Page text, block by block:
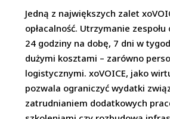
Jedną z największych zalet
opłacalność. Utrzymanie zespołu
24 godziny na dobę, 7 dni w
dużymi kosztami – zarówno
logistycznymi. xoVOICE, jako
pozwala ograniczyć wydatki
zatrudnianiem dodatkowych